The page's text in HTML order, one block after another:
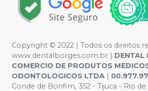
Copyright © 2022 | Todos os direitos
www.dentalborges.com.br | DENTAL
COMERCIO DE PRODUTOS
ODONTOLOGICOS LTDA |
Conde de Bonfim, 352 - Tijuca - Rio de